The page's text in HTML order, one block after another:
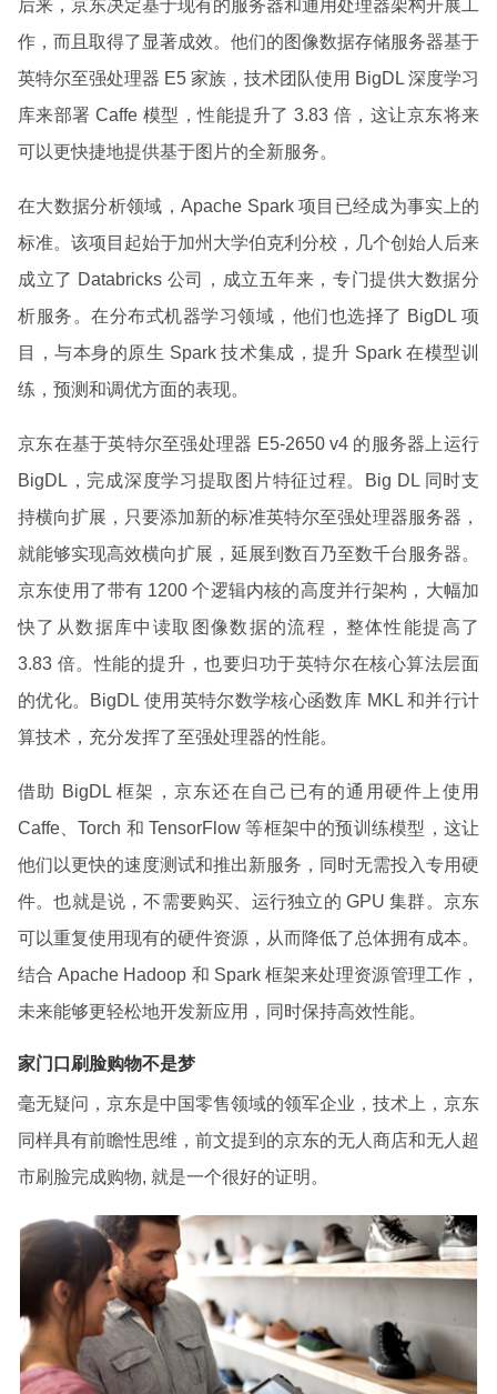
后来，京东决定基于现有的服务器和通用处理器架构开展工
作，而且取得了显著成效。他们的图像数据存储服务器基于
英特尔至强处理器 E5 家族，技术团队使用 BigDL 深度学习
库来部署 Caffe 模型，性能提升了 3.83 倍，这让京东将来
可以更快捷地提供基于图片的全新服务。
在大数据分析领域，Apache Spark 项目已经成为事实上的
标准。该项目起始于加州大学伯克利分校，几个创始人后来
成立了 Databricks 公司，成立五年来，专门提供大数据分
析服务。在分布式机器学习领域，他们也选择了 BigDL 项
目，与本身的原生 Spark 技术集成，提升 Spark 在模型训
练，预测和调优方面的表现。
京东在基于英特尔至强处理器 E5-2650 v4 的服务器上运行
BigDL，完成深度学习提取图片特征过程。Big DL 同时支
持横向扩展，只要添加新的标准英特尔至强处理器服务器，
就能够实现高效横向扩展，延展到数百乃至数千台服务器。
京东使用了带有 1200 个逻辑内核的高度并行架构，大幅加
快了从数据库中读取图像数据的流程，整体性能提高了
3.83 倍。性能的提升，也要归功于英特尔在核心算法层面
的优化。BigDL 使用英特尔数学核心函数库 MKL 和并行计
算技术，充分发挥了至强处理器的性能。
借助 BigDL 框架，京东还在自己已有的通用硬件上使用
Caffe、Torch 和 TensorFlow 等框架中的预训练模型，这让
他们以更快的速度测试和推出新服务，同时无需投入专用硬
件。也就是说，不需要购买、运行独立的 GPU 集群。京东
可以重复使用现有的硬件资源，从而降低了总体拥有成本。
结合 Apache Hadoop 和 Spark 框架来处理资源管理工作，
未来能够更轻松地开发新应用，同时保持高效性能。
家门口刷脸购物不是梦
毫无疑问，京东是中国零售领域的领军企业，技术上，京东
同样具有前瞻性思维，前文提到的京东的无人商店和无人超
市刷脸完成购物, 就是一个很好的证明。